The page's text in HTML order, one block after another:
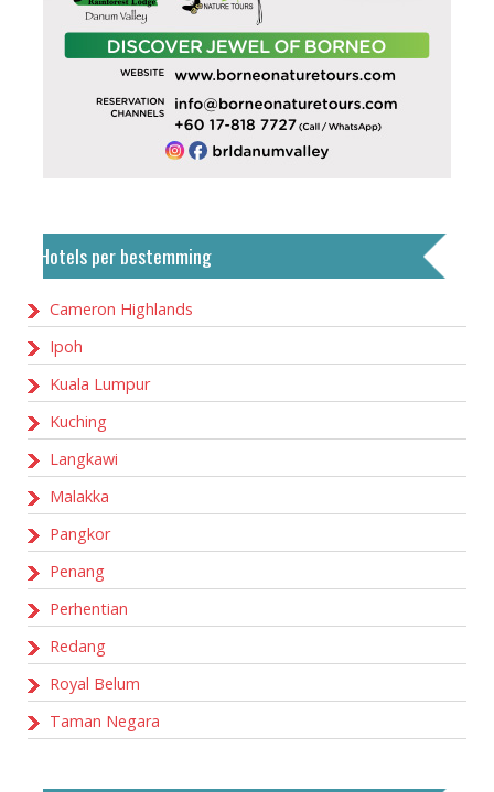
Hotels per bestemming
Cameron Highlands
Ipoh
Kuala Lumpur
Kuching
Langkawi
Malakka
Pangkor
Penang
Perhentian
Redang
Royal Belum
Taman Negara